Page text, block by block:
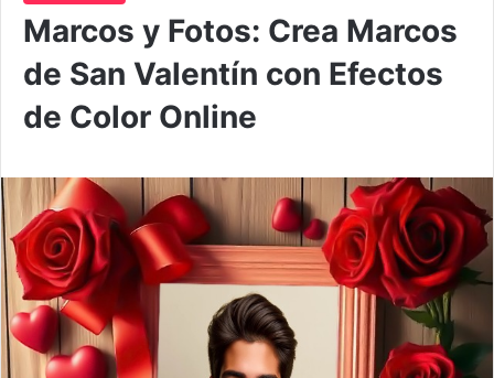
Marcos y Fotos: Crea Marcos
de San Valentín con Efectos
de Color Online